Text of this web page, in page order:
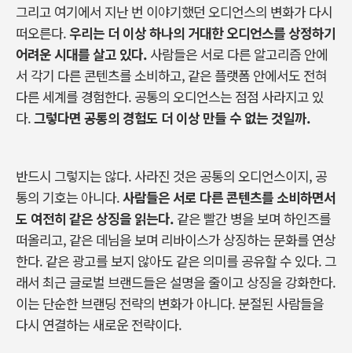
그리고 여기에서 지난 번 이야기했던 오디언스의 변화가 다시
떠오른다. 우리는 더 이상하나의 거대한오디언스를 상정하기
어려운시대를살고 있다. 사람들은 서로 다른 알고리즘 안에
서 각기 다른 콘텐츠를소비하고, 같은 플랫폼 안에서도 전혀
다른 세계를 경험한다. 공통의 오디언스는 점점 사라지고 있
다.그렇다면 공통의 경험도 더 이상 만들 수 없는 것일까.
반드시 그렇지는 않다. 사라진 것은 공통의 오디언스이지, 공
통의 기호는 아니다.사람들은서로 다른콘텐츠를 소비하면서
도 여전히 같은 상징을 읽는다. 같은 빨간 병을보며 하인즈를
떠올리고, 같은 데님을보며 리바이스가 상징하는문화를 연상
한다. 같은 광고를보지 않아도 같은 의미를 공유할수 있다. 그
래서 최근 글로벌 브랜드들은 설명을줄이고 상징을 강화한다.
이는 단순한 브랜딩 전략의 변화가 아니다.분절된 사람들을
다시 연결하는새로운 전략이다.